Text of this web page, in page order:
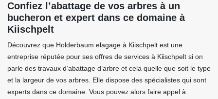
Confiez l’abattage de vos arbres à un
bucheron et expert dans ce domaine à
Kiischpelt
Découvrez que Holderbaum elagage à Kiischpelt est une
entreprise réputée pour ses offres de services à Kiischpelt si on
parle des travaux d’abattage d’arbre et cela quelle que soit le type
et la largeur de vos arbres. Elle dispose des spécialistes qui sont
experts dans ce domaine. Vous pouvez alors faire appel à